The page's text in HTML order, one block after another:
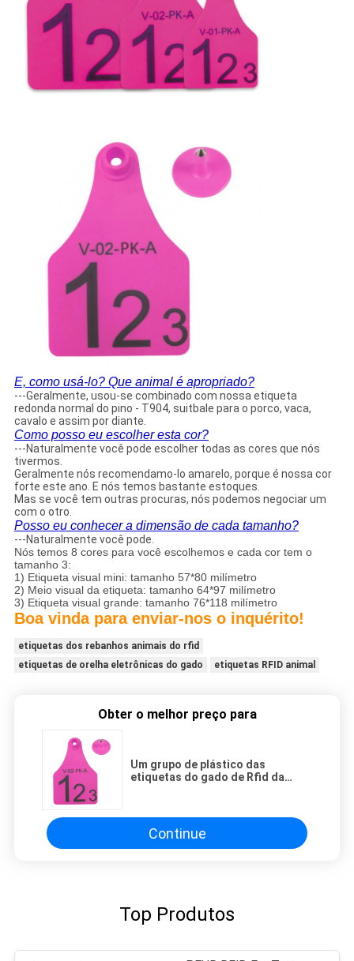
E, como usá-lo? Que animal é apropriado?
---Geralmente, usou-se combinado com nossa etiqueta
redonda normal do pino - T904, suitbale para o porco, vaca,
cavalo e assim por diante.
Como posso eu escolher esta cor?
---Naturalmente você pode escolher todas as cores que nós
tivermos.
Geralmente nós recomendamo-lo amarelo, porque é nossa cor
forte este ano. E nós temos bastante estoques.
Mas se você tem outras procuras, nós podemos negociar um
com o otro.
Posso eu conhecer a dimensão de cada tamanho?
---Naturalmente você pode.
Nós temos 8 cores para você escolhemos e cada cor tem o
tamanho 3:
1) Etiqueta visual mini: tamanho 57*80 milímetro
2) Meio visual da etiqueta: tamanho 64*97 milímetro
3) Etiqueta visual grande: tamanho 76*118 milímetro
Boa vinda para enviar-nos o inquérito!
etiquetas dos rebanhos animais do rfid
etiquetas de orelha eletrônicas do gado
etiquetas RFID animal
Obter o melhor preço para
Um grupo de plástico das
etiquetas do gado de Rfid da
Continue
Top Produtos